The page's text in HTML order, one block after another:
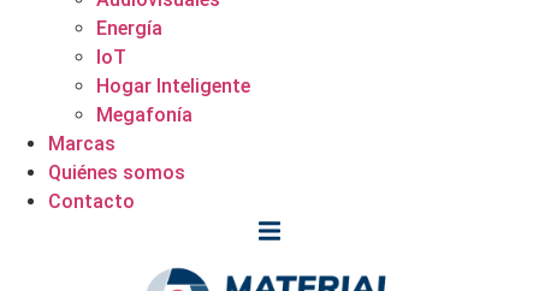
Energía
IoT
Hogar Inteligente
Megafonía
Marcas
Quiénes somos
Contacto